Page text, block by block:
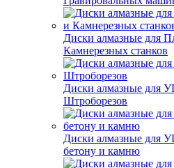
Диски алмазные для
Камнерезных станков
Диски алмазные для
Штроборезов
Диски алмазные для
бетону и камню